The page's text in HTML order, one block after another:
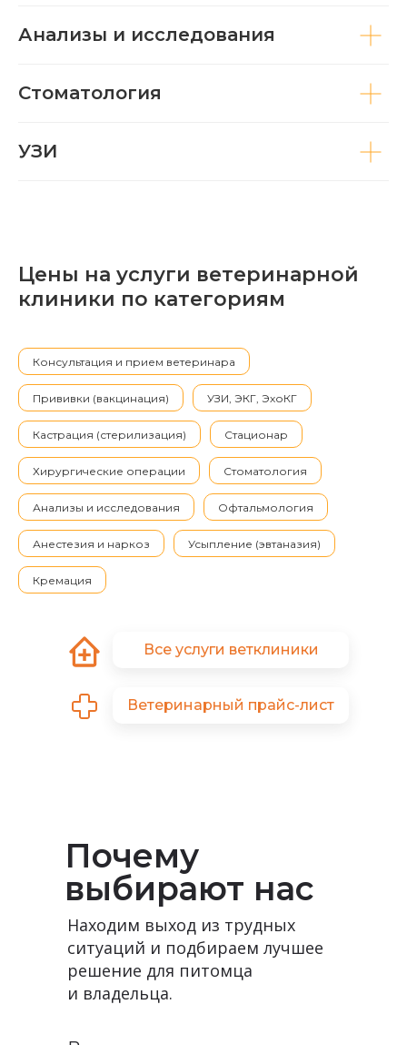
Анализы и исследования
Стоматология
УЗИ
Цены на услуги ветеринарной
клиники по категориям
Консультация и прием ветеринара
Прививки (вакцинация) УЗИ, ЭКГ, ЭхоКГ
Кастрация (стерилизация) Стационар
Хирургические операции Стоматология
Анализы и исследования Офтальмология
Анестезия и наркоз Усыпление (эвтаназия)
Кремация
Все услуги ветклиники
Ветеринарный прайс-лист
Почему
выбирают нас
Находим выход из трудных
ситуаций и подбираем лучшее
решение для питомца
и владельца.